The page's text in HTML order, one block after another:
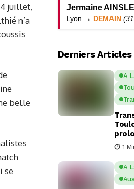
juillet,
n’a
belle
se
Jermaine
Lyon → DEMAIN
Derniers Articles
A
avec
1
A